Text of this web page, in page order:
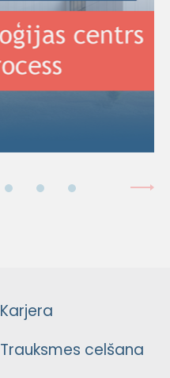
Karjera
Trauksmes celšana